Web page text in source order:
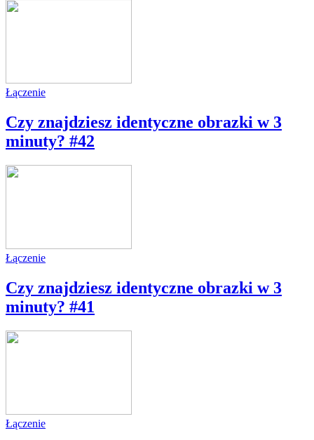
Łączenie
Czy znajdziesz identyczne obrazki w 3
minuty? #42
Łączenie
Czy znajdziesz identyczne obrazki w 3
minuty? #41
Łączenie